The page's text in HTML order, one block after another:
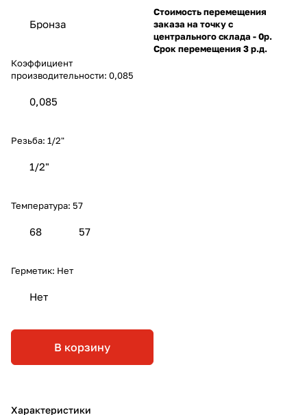
Бронза
Коэффициент
производительности: 0,085
0,085
Резьба: 1/2"
1/2"
Температура: 57
68 57
Герметик: Нет
Нет
В корзину
Характеристики
Стоимость перемещения
заказа на точку с
центрального склада - 0р.
Срок перемещения 3 р.д.